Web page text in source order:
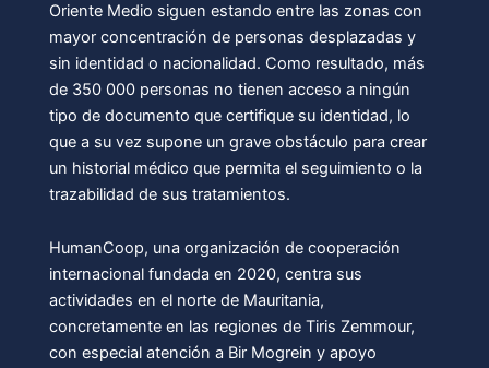
Oriente Medio siguen estando entre las zonas con
mayor concentración de personas desplazadas y
sin identidad o nacionalidad. Como resultado, más
de 350 000 personas no tienen acceso a ningún
tipo de documento que certifique su identidad, lo
que a su vez supone un grave obstáculo para crear
un historial médico que permita el seguimiento o la
trazabilidad de sus tratamientos.
HumanCoop, una organización de cooperación
internacional fundada en 2020, centra sus
actividades en el norte de Mauritania,
concretamente en las regiones de Tiris Zemmour,
con especial atención a Bir Mogrein y apoyo